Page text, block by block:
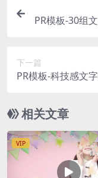
PR模板-30组
下一篇
PR模板-科技感文
相关文章
VIP